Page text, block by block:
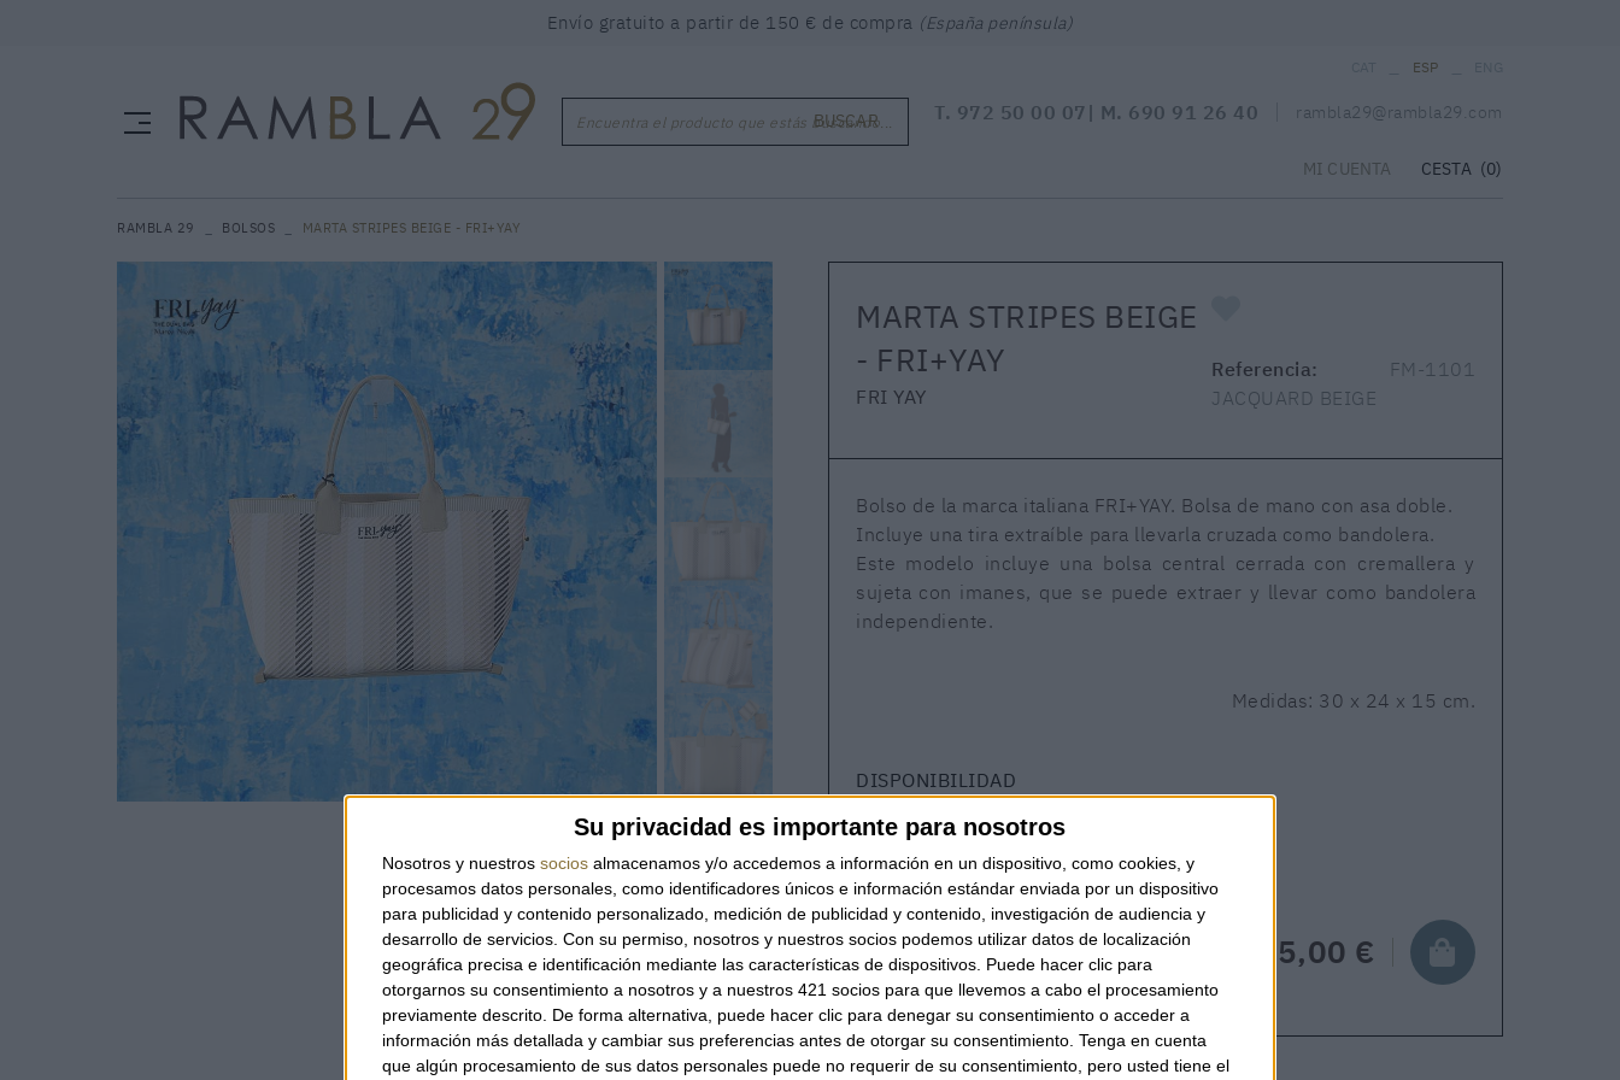
Su privacidad es importante para nosotros
Nosotros y nuestros socios almacenamos y/o accedemos a información en un dispositivo, como cookies, y
procesamos datos personales, como identificadores únicos e información estándar enviada por un dispositivo
para publicidad y contenido personalizado, medición de publicidad y contenido, investigación de audiencia y
desarrollo de servicios. Con su permiso, nosotros y nuestros socios podemos utilizar datos de localización
geográfica precisa e identificación mediante las características de dispositivos. Puede hacer clic para
otorgarnos su consentimiento a nosotros y a nuestros 421 socios para que llevemos a cabo el procesamiento
previamente descrito. De forma alternativa, puede hacer clic para denegar su consentimiento o acceder a
información más detallada y cambiar sus preferencias antes de otorgar su consentimiento. Tenga en cuenta
que algún procesamiento de sus datos personales puede no requerir de su consentimiento, pero usted tiene el
Envío gratuito a partir de 150 € de compra (España península)
Encuentra el producto que estás buscando...
BUSCAR
ESP
T. 972 50 00 07 | M. 690 91 26 40 rambla29@rambla29.com
MI CUENTA CESTA (0)
RAMBLA 29 BOLSOS MARTA STRIPES BEIGE - FRI+YAY
MARTA STRIPES BEIGE
- FRI+YAY
FRI YAY
Referencia:
FM-1101
JACQUARD BEIGE
Bolso de la marca italiana FRI+YAY. Bolsa de mano con asa doble.
Incluye una tira extraíble para llevarla cruzada como bandolera.
Este modelo incluye una bolsa central cerrada con cremallera y
sujeta con imanes, que se puede extraer y llevar como bandolera
independiente.
Medidas: 30 x 24 x 15 cm.
DISPONIBILIDAD
SOLO1 UNIDAD
CANTIDAD 155,00 €